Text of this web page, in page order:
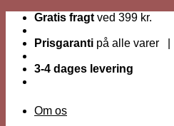
Fortsæt
indhold
Gratis fragt ved 399 kr.
Prisgaranti på alle varer |
3-4 dages levering
Om os